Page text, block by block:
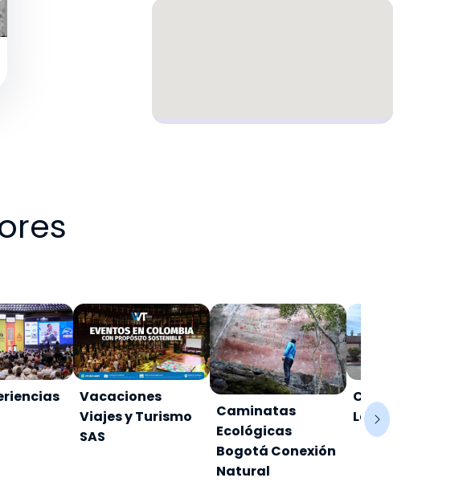
Vacaciones
Viajes y Turismo
SAS
Caminatas
Ecológicas
Bogotá Conexión
Natural
Club Campestre
Laverdieri